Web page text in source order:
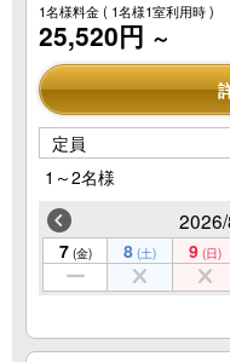
1名様料金( 1名様1室利用時 )
25,520円 ～
定員
1～2名様
7 (金) 8 (土) 9 (日)